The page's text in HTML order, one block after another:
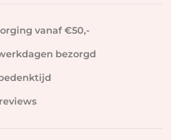
vanaf €50,-
bezorgd